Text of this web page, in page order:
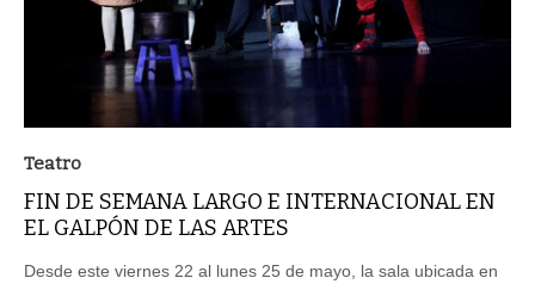
Teatro
FIN DE SEMANA LARGO E INTERNACIONAL EN
EL GALPÓN DE LAS ARTES
Desde este viernes 22 al lunes 25 de mayo, la sala ubicada en